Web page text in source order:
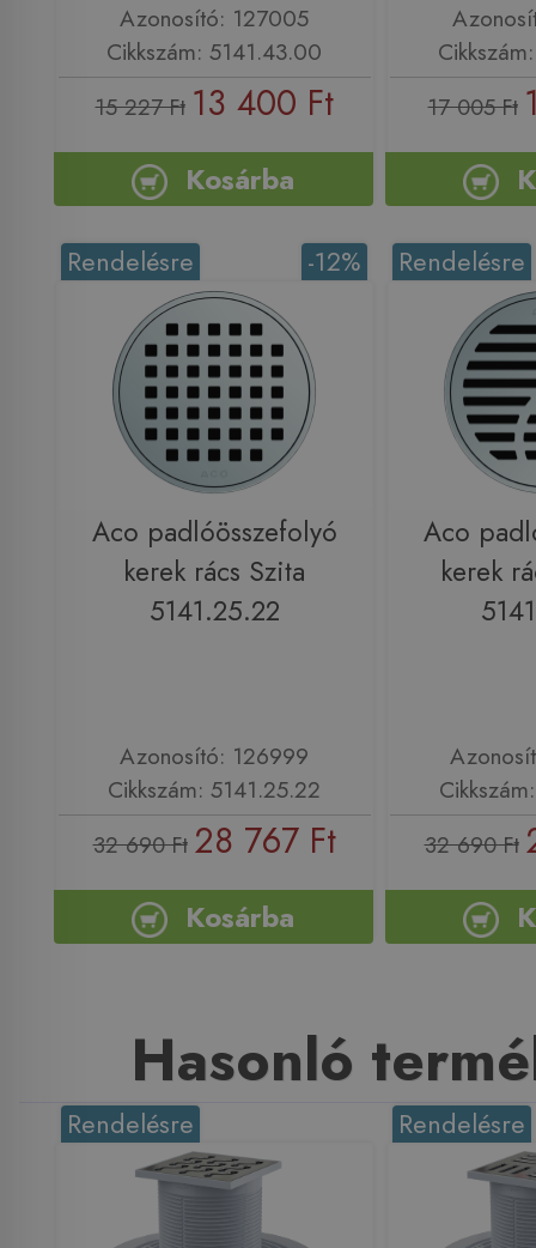
Azonosító: 127005
Cikkszám: 5141.43.00
15 227 Ft 13 400 Ft
Kosárba
17 005 Ft
-12%
Rendelésre
Aco padlóösszefolyó
kerek rács Szita
5141.25.22
Azonosító: 126999
Cikkszám: 5141.25.22
32 690 Ft 28 767 Ft
Kosárba
Rendelésre
Aco
kerek
32 690 Ft
Hasonló
Rendelésre Rendelésre